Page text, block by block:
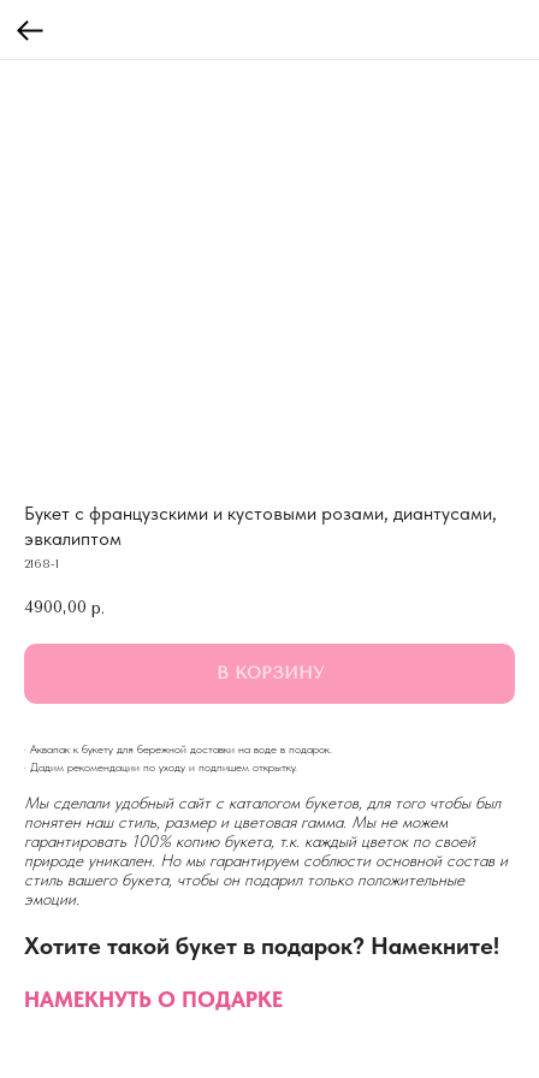
Букет с французскими и кустовыми розами, диантусами,
эвкалиптом
2168-1
4900,00 р.
В КОРЗИНУ
· Аквапак к букету для бережной доставки на воде в подарок.
· Дадим рекомендации по уходу и подпишем открытку.
Мы сделали удобный сайт с каталогом букетов, для того чтобы был
понятен наш стиль, размер и цветовая гамма. Мы не можем
гарантировать 100% копию букета, т.к. каждый цветок по своей
природе уникален. Но мы гарантируем соблюсти основной состав и
стиль вашего букета, чтобы он подарил только положительные
эмоции.
Хотите такой букет в подарок? Намекните!
НАМЕКНУТЬ О ПОДАРКЕ